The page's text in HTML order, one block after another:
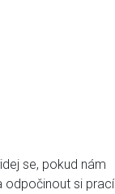
se, pokud nám
odpočinout si prací